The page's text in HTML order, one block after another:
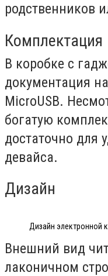
родственников
Комплектация
В коробке с
документация
MicroUSB.
богатую
достаточно для
девайса.
Дизайн
Дизайн электронной
Внешний вид
лаконичном